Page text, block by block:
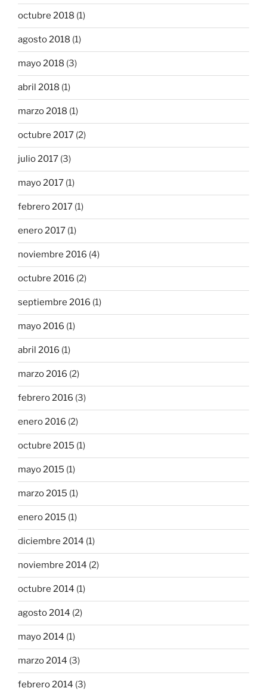
octubre 2018 (1)
agosto 2018 (1)
mayo 2018 (3)
abril 2018 (1)
marzo 2018 (1)
octubre 2017 (2)
julio 2017 (3)
mayo 2017 (1)
febrero 2017 (1)
enero 2017 (1)
noviembre 2016 (4)
octubre 2016 (2)
septiembre 2016 (1)
mayo 2016 (1)
abril 2016 (1)
marzo 2016 (2)
febrero 2016 (3)
enero 2016 (2)
octubre 2015 (1)
mayo 2015 (1)
marzo 2015 (1)
enero 2015 (1)
diciembre 2014 (1)
noviembre 2014 (2)
octubre 2014 (1)
agosto 2014 (2)
mayo 2014 (1)
marzo 2014 (3)
febrero 2014 (3)